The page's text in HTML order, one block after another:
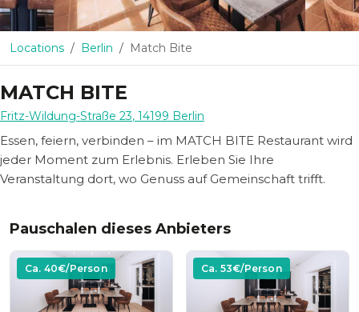
Locations Berlin Match Bite
MATCH BITE
Fritz-Wildung-Straße 23, 14199 Berlin
Essen, feiern, verbinden – im MATCH BITE Restaurant wird
jeder Moment zum Erlebnis. Erleben Sie Ihre
Veranstaltung dort, wo Genuss auf Gemeinschaft trifft.
Pauschalen dieses Anbieters
Ca. 40€/Person Ca. 53€/Person